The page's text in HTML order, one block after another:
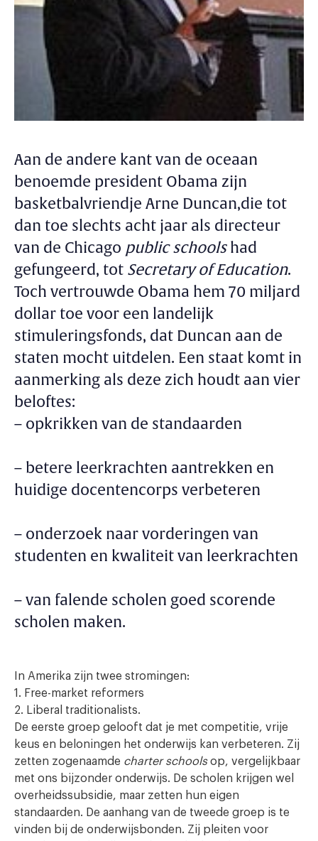
Aan de andere kant van de oceaan
benoemde president Obama zijn
basketbalvriendje Arne Duncan,die tot
dan toe slechts acht jaar als directeur
van de Chicago public schoolshad
gefungeerd, tot Secretary of Education.
Toch vertrouwde Obama hem 70 miljard
dollar toe voor een landelijk
stimuleringsfonds, dat Duncan aan de
staten mocht uitdelen. Een staat komt in
aanmerking als deze zich houdt aan vier
beloftes:
– opkrikken van de standaarden
– betere leerkrachten aantrekken en
huidige docentencorps verbeteren
– onderzoek naar vorderingen van
studenten en kwaliteit van leerkrachten
– van falende scholen goed scorende
scholen maken.
In Amerika zijn twee stromingen:
1. Free-market reformers
2. Liberal traditionalists.
De eerste groep gelooft dat je met competitie, vrije
keus en beloningen het onderwijs kan verbeteren. Zij
zetten zogenaamde charter schoolsop, vergelijkbaar
met ons bijzonder onderwijs. De scholen krijgen wel
overheidssubsidie, maar zetten hun eigen
standaarden. De aanhang van de tweede groep is te
vinden bij de onderwijsbonden. Zij pleiten voor